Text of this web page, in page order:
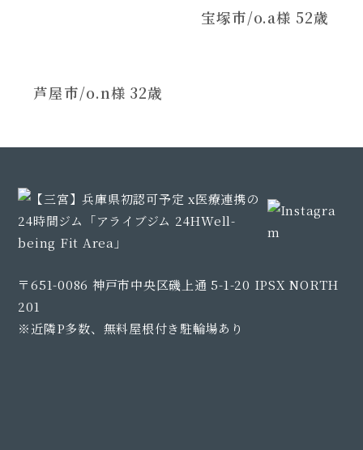
宝塚市/o.a様 52歳
芦屋市/o.n様 32歳
〒651-0086 神戸市中央区磯上通 5-1-20 IPSX NORTH
201
※近隣P多数、無料屋根付き駐輪場あり